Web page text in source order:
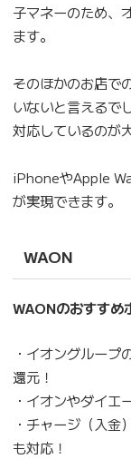
子マネーのため、
ます。
そのほかのお店で
いないと言えるで
対応しているのが
iPhoneやApple
が実現できます。
WAON
WAONのおすすめ
・イオングルー
還元！
・イオンやダイエ
・チャージ（入
も対応！